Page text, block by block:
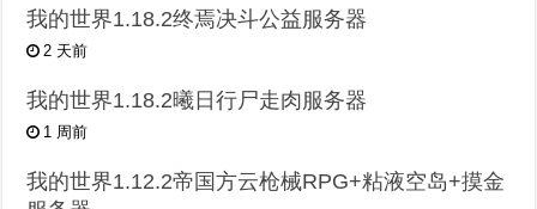
我的世界1.18.2终焉决斗公益服务器
2 天前
我的世界1.18.2曦日行尸走肉服务器
1 周前
我的世界1.12.2帝国方云枪械RPG+粘液空岛+摸金